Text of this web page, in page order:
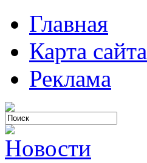
Главная
Карта сайта
Реклама